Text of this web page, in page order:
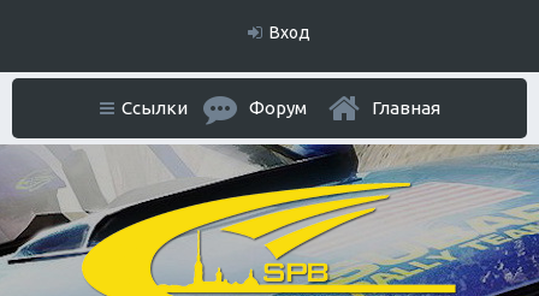
Вход
Ссылки Форум Главная